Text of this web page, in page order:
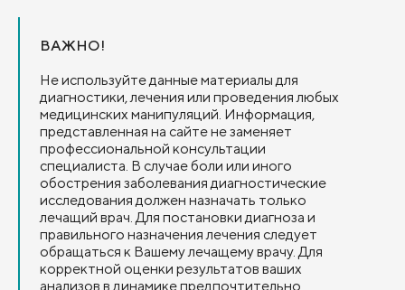
ВАЖНО!
Не используйте данные материалы для
диагностики, лечения или проведения любых
медицинских манипуляций. Информация,
представленная на сайте не заменяет
профессиональной консультации
специалиста. В случае боли или иного
обострения заболевания диагностические
исследования должен назначать только
лечащий врач. Для постановки диагноза и
правильного назначения лечения следует
обращаться к Вашему лечащему врачу. Для
корректной оценки результатов ваших
анализов в динамике предпочтительно